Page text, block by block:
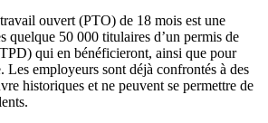
ouvert (PTO) de 18 mois est une
quelque 50 000 titulaires d’un permis de
qui en bénéficieront, ainsi que pour
Les employeurs sont déjà confrontés à des
historiques et ne peuvent se permettre de